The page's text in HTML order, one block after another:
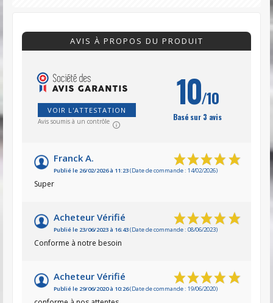
AVIS À PROPOS DU PRODUIT
VOIR L'ATTESTATION
Avis soumis à un contrôle
10/10
Basé sur 3 avis
Franck A.
Publié le 26/02/2026 à 11:23(Date de commande : 14/02/2026)
Super
Acheteur Vérifié
Publié le 23/06/2023 à 16:43(Date de commande : 08/06/2023)
Conforme à notre besoin
Acheteur Vérifié
Publié le 29/06/2020 à 10:26(Date de commande : 19/06/2020)